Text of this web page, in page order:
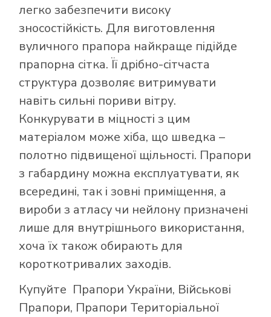
легко забезпечити високу
зносостійкість. Для виготовлення
вуличного прапора найкраще підійде
прапорна сітка. Її дрібно-сітчаста
структура дозволяє витримувати
навіть сильні пориви вітру.
Конкурувати в міцності з цим
матеріалом може хіба, що шведка –
полотно підвищеної щільності. Прапори
з габардину можна експлуатувати, як
всередині, так і зовні приміщення, а
вироби з атласу чи нейлону призначені
лише для внутрішнього використання,
хоча їх також обирають для
короткотривалих заходів.
Купуйте Прапори України, Військові
Прапори, Прапори Територіальної